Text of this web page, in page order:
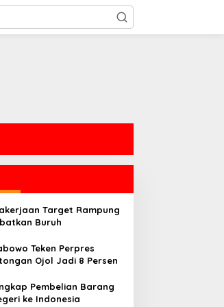
Target Rampung
Buruh
Teken Perpres
Ojol Jadi 8 Persen
Pembelian Barang
ke Indonesia